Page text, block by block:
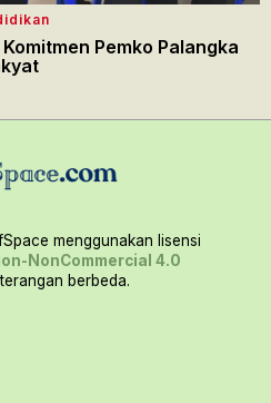
Pemko Palangka
menggunakan lisensi
NonCommercial 4.0
berbeda.